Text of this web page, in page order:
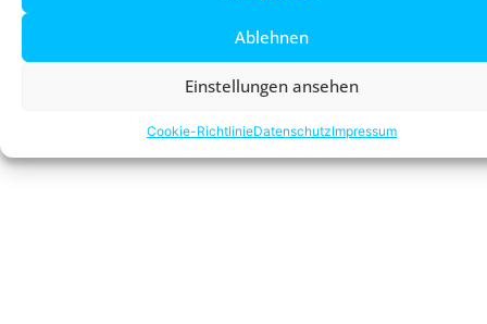
Ablehnen
Einstellungen ansehen
Cookie-RichtlinieDatenschutzImpressum